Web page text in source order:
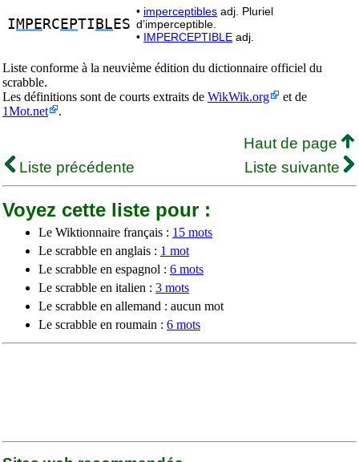
I MPE RC EPTI BL ES
• imperceptibles adj. Pluriel
d’imperceptible.
• IMPERCEPTIBLE adj.
Liste conforme à la neuvième édition du dictionnaire officiel du
scrabble.
Les définitions sont de courts extraits de WikWik.org
et de
1Mot.net
.
Haut de page
Liste précédente
Liste suivante
Voyez cette liste pour :
Le Wiktionnaire français : 15 mots
Le scrabble en anglais : 1 mot
Le scrabble en espagnol : 6 mots
Le scrabble en italien : 3 mots
Le scrabble en allemand : aucun mot
Le scrabble en roumain : 6 mots